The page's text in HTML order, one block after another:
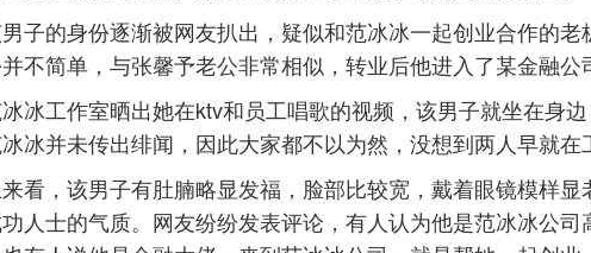
子的身份逐渐被网友扒出，疑似和范冰冰一起创业合作的老
不简单，与张馨予老公非常相似，转业后他进入了某金融公
冰工作室晒出她在ktv和员工唱歌的视频，该男子就坐在身
冰并未传出绯闻，因此大家都不以为然，没想到两人早就在
看，该男子有肚腩略显发福，脸部比较宽，戴着眼镜模样显
人士的气质。网友纷纷发表评论，有人认为他是范冰冰公